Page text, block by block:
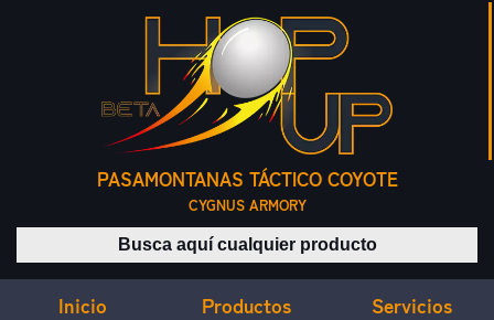
PASAMONTANAS TÁCTICO COYOTE
CYGNUS ARMORY
Buscar productos
Inicio Productos Servicios